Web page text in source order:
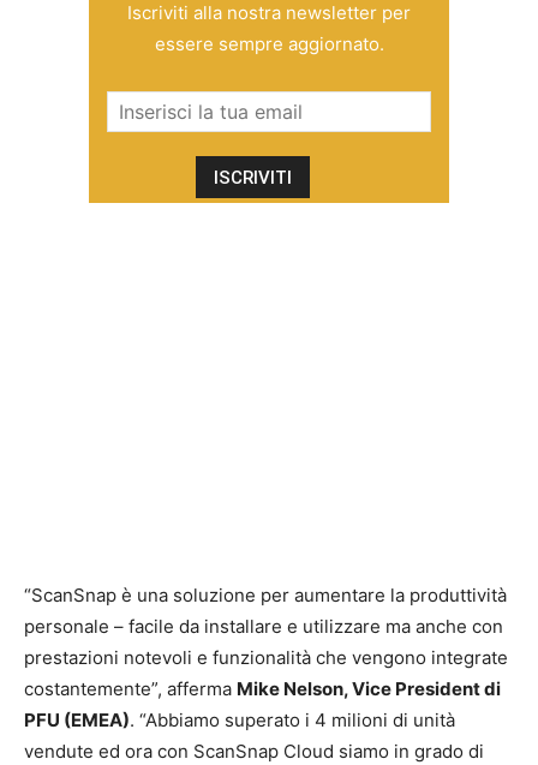
Iscriviti alla nostra newsletter per
essere sempre aggiornato.
“ScanSnap è una soluzione per aumentare la produttività
personale – facile da installare e utilizzare ma anche con
prestazioni notevoli e funzionalità che vengono integrate
costantemente”, afferma Mike Nelson, Vice President di
PFU (EMEA). “Abbiamo superato i 4 milioni di unità
vendute ed ora con ScanSnap Cloud siamo in grado di